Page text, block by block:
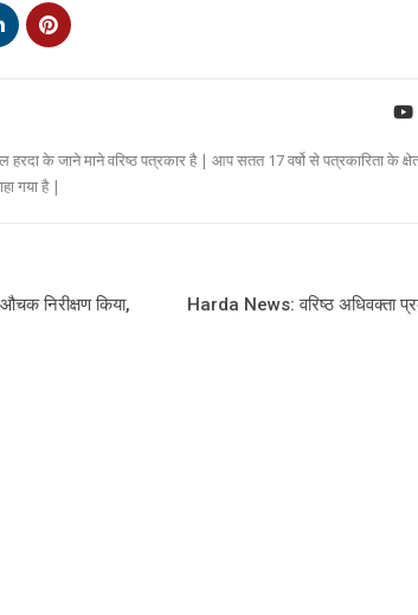
हरदा के जाने माने वरिष्ठ पत्रकार है | आप सतत 17 वर्षो से पत्रकारिता के
गया है |
निरीक्षण किया,
Harda News: वरिष्ठ अधिवक्ता